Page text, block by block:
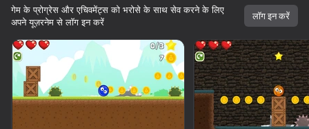
डिवाइस घुमाएँ
यह गेम केवल लैंडस्केप
ओरिएंटेशन का समर्थन करता है
गेम के प्रोग्रेस और एचिवमेंट्स को भरोसे के साथ सेव करने के लिए
अपने यूज़रनेम से लॉग इन करें
लॉग इन करें